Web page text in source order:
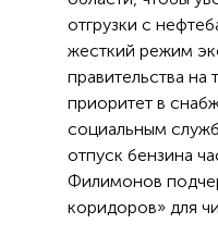
отгрузки с
жесткий режим
правительства на
приоритет в
социальным
отпуск бензина
Филимонов
коридоров» для